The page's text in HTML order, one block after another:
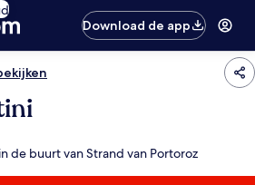
Download de app
de buurt van Strand van Portoroz